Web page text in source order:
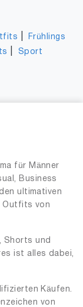
Frühlings
Sport
für Männer
Business
ultimativen
Outfits von
Shorts und
ist alles dabei,
Käufen.
von